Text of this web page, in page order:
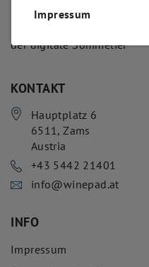
der digitale Sommelier
KONTAKT
Hauptplatz 6
6511 ,Zams
Austria
+43 5442 21401
info@winepad.at
INFO
Impressum
Impressum